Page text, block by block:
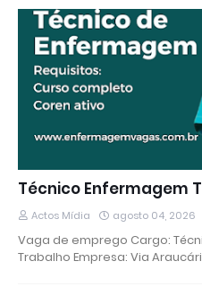
Técnico Enfermagem
Actos Mídia agosto 04, 2026
Vaga de emprego Cargo:
Trabalho Empresa: Via